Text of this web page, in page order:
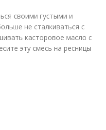
своими густыми и
не сталкиваться с
касторовое масло с
эту смесь на ресницы